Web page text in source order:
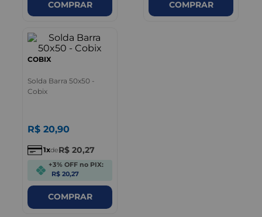
COMPRAR COMPRAR
COBIX
Solda Barra 50x50 -
Cobix
R$ 20,90
1 deR$ 20,27
+3% OFF no PIX:
R$ 20,27
COMPRAR